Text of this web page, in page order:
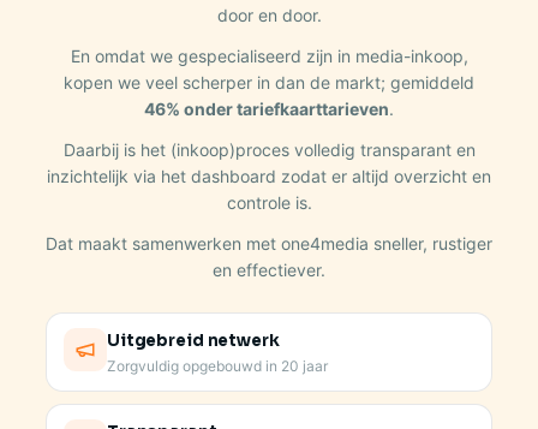
door en door.
En omdat we gespecialiseerd zijn in media-inkoop,
kopen we veel scherper in dan de markt; gemiddeld
46% onder tariefkaarttarieven.
Daarbij is het (inkoop)proces volledig transparant en
inzichtelijk via het dashboard zodat er altijd overzicht en
controle is.
Dat maakt samenwerken met one4media sneller, rustiger
en effectiever.
Uitgebreid netwerk
Zorgvuldig opgebouwd in 20 jaar